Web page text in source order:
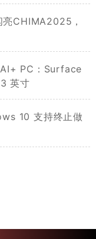
亮CHIMA2025，
PC：Surface
英寸
10 支持终止做